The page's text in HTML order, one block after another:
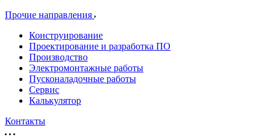
Прочие направления
Конструирование
Проектирование и разработка ПО
Производство
Электромонтажные работы
Пусконаладочные работы
Сервис
Калькулятор
Контакты